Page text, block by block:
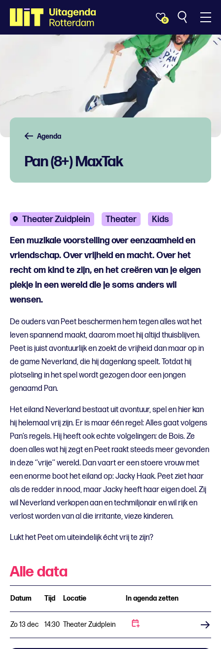
0
Agenda
Pan (8+) MaxTak
Theater Zuidplein Theater Kids
Een muzikale voorstelling over eenzaamheid en
vriendschap. Over vrijheid en macht. Over het
recht om kind te zijn, en het creëren van je eigen
plekje in een wereld die je soms anders wil
wensen.
De ouders van Peet beschermen hem tegen alles wat het
leven spannend maakt, daarom moet hij altijd thuisblijven.
Peet is juist avontuurlijk en zoekt de vrijheid dan maar op in
de game Neverland, die hij dagenlang speelt. Totdat hij
plotseling in het spel wordt gezogen door een jongen
genaamd Pan.
Het eiland Neverland bestaat uit avontuur, spel en hier kan
hij helemaal vrij zijn. Er is maar één regel: Alles gaat volgens
Pan’s regels. Hij heeft ook echte volgelingen: de Bois. Ze
doen alles wat hij zegt en Peet raakt steeds meer gevonden
in deze ‘’vrije’’ wereld. Dan vaart er een stoere vrouw met
een enorme boot het eiland op: Jacky Haak. Peet ziet haar
als de redder in nood, maar Jacky heeft haar eigen doel. Zij
wil Neverland verkopen aan en techmiljonair en wil rijk en
verlost worden van al die irritante, vieze kinderen.
Lukt het Peet om uiteindelijk écht vrij te zijn?
Alle data
Datum Tijd Locatie In agenda zetten
Zo 13 dec 14:30 Theater Zuidplein